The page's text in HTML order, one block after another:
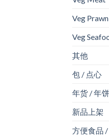
Veg
Veg
其他
包 / 点心
年货 / 年饼
新品上架
方便食品